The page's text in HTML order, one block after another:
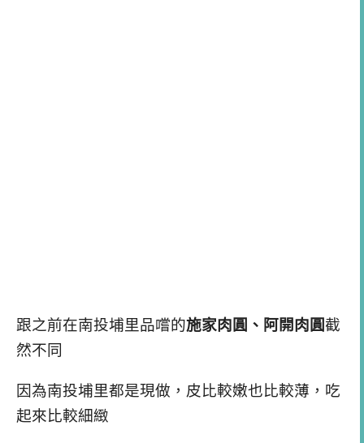
跟之前在南投埔里品嚐的施家肉圓、阿開肉圓截
然不同
因為南投埔里都是現做，皮比較嫩也比較薄，吃
起來比較細緻